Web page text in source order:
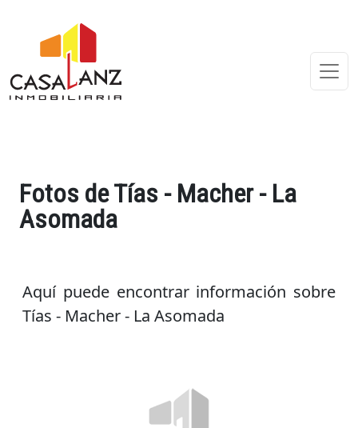
Fotos de Tías - Macher - La
Asomada
Aquí puede encontrar información sobre
Tías - Macher - La Asomada